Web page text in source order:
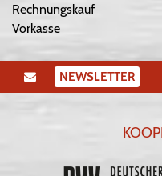
Rechnungskauf
Vorkasse
NEWSLETTER